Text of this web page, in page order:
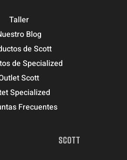
Taller
Blog
de Scott
de Specialized
Scott
Specialized
Frecuentes
SCOTT